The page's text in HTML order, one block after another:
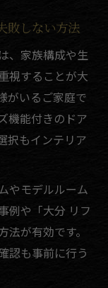
敗しない方法
、家族構成や生
視することが大
がいるご家庭で
機能付きのドア
択もインテリア
やモデルルーム
例や「大分 リフ
が有効です。
認も事前に行う